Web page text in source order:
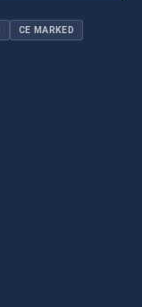
CE MARKED